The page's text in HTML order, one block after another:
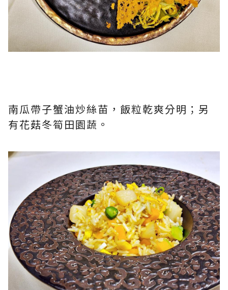
南瓜帶子蟹油炒絲苗，飯粒乾爽分明；另
有花菇冬筍田園蔬。